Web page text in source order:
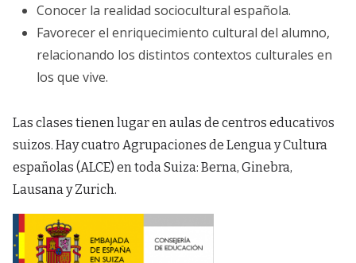
Conocer la realidad sociocultural española.
Favorecer el enriquecimiento cultural del alumno,
relacionando los distintos contextos culturales en
los que vive.
Las clases tienen lugar en aulas de centros educativos
suizos. Hay cuatro Agrupaciones de Lengua y Cultura
españolas (ALCE) en toda Suiza: Berna, Ginebra,
Lausana y Zurich.